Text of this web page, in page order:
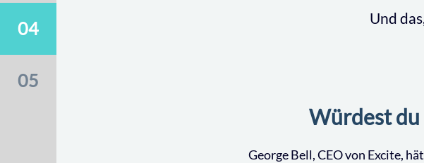
04
05
Und
Würdest du
George Bell, CEO von Excite,